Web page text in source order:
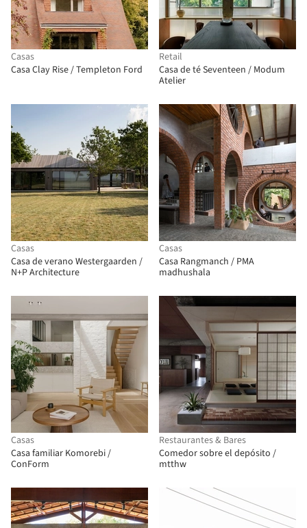
Casas
Casa Clay Rise / Templeton Ford
Retail
Casa de té Seventeen / Modum
Atelier
Casas
Casa de verano Westergaarden /
N+P Architecture
Casas
Casa Rangmanch / PMA
madhushala
Casas
Casa familiar Komorebi /
ConForm
Restaurantes & Bares
Comedor sobre el depósito /
mtthw